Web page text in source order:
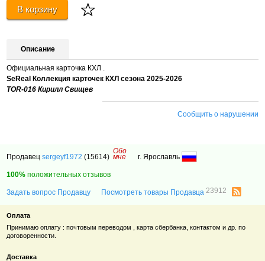
В корзину
Описание
Официальная карточка КХЛ .
SeReal Коллекция карточек КХЛ сезона 2025-2026
TOR-016 Кирилл Свищев
Сообщить о нарушении
Продавецsergeyf1972 (15614)
Обо
мне г. Ярославль
100% положительных отзывов
Задать вопрос Продавцу Посмотреть товары Продавца23912
Оплата
Принимаю оплату : почтовым переводом , карта сбербанка, контактом и др. по
договоренности.
Доставка